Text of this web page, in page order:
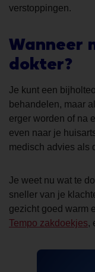
verstoppingen.
Wanneer
dokter?
Je kunt een
behandelen, maar
erger worden of na
even naar je
medisch advies als
Je weet nu wat te
sneller van je
gezicht goed warm
Tempo zakdoekjes,